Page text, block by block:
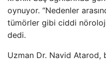
oynuyor. “Nedenler
tümörler gibi ciddi
dedi.
Uzman Dr. Navid Atarod,